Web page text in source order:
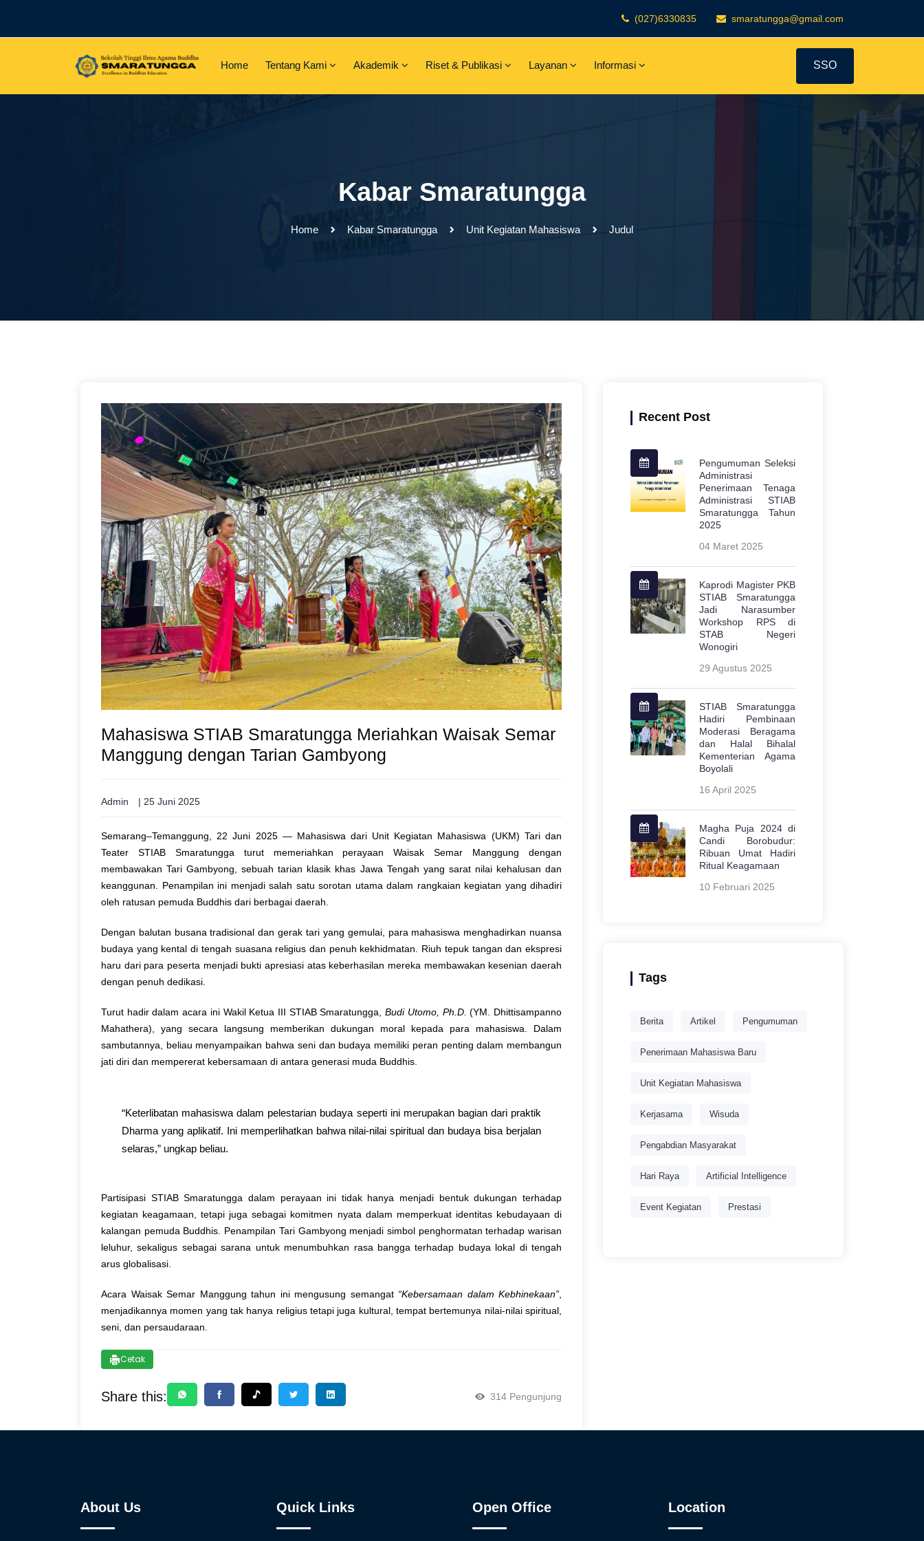
(027)6330835 smaratungga@gmail.com
Home Tentang Kami Akademik Riset & Publikasi Layanan Informasi SSO
Kabar Smaratungga
Home Kabar Smaratungga Unit Kegiatan Mahasiswa Judul
Mahasiswa STIAB Smaratungga Meriahkan Waisak Semar
Manggung dengan Tarian Gambyong
Admin | 25 Juni 2025
Semarang–Temanggung, 22 Juni 2025 — Mahasiswa dari Unit Kegiatan Mahasiswa (UKM) Tari dan
Teater STIAB Smaratungga turut memeriahkan perayaan Waisak Semar Manggung dengan
membawakan Tari Gambyong, sebuah tarian klasik khas Jawa Tengah yang sarat nilai kehalusan dan
keanggunan. Penampilan ini menjadi salah satu sorotan utama dalam rangkaian kegiatan yang dihadiri
oleh ratusan pemuda Buddhis dari berbagai daerah.
Dengan balutan busana tradisional dan gerak tari yang gemulai, para mahasiswa menghadirkan nuansa
budaya yang kental di tengah suasana religius dan penuh kekhidmatan. Riuh tepuk tangan dan ekspresi
haru dari para peserta menjadi bukti apresiasi atas keberhasilan mereka membawakan kesenian daerah
dengan penuh dedikasi.
Turut hadir dalam acara ini Wakil Ketua III STIAB Smaratungga,Budi Utomo, Ph.D. (YM. Dhittisampanno
Mahathera), yang secara langsung memberikan dukungan moral kepada para mahasiswa. Dalam
sambutannya, beliau menyampaikan bahwa seni dan budaya memiliki peran penting dalam membangun
jati diri dan mempererat kebersamaan di antara generasi muda Buddhis.
“Keterlibatan mahasiswa dalam pelestarian budaya seperti ini merupakan bagian dari praktik
Dharma yang aplikatif. Ini memperlihatkan bahwa nilai-nilai spiritual dan budaya bisa berjalan
selaras,” ungkap beliau.
Partisipasi STIAB Smaratungga dalam perayaan ini tidak hanya menjadi bentuk dukungan terhadap
kegiatan keagamaan, tetapi juga sebagai komitmen nyata dalam memperkuat identitas kebudayaan di
kalangan pemuda Buddhis. Penampilan Tari Gambyong menjadi simbol penghormatan terhadap warisan
leluhur, sekaligus sebagai sarana untuk menumbuhkan rasa bangga terhadap budaya lokal di tengah
arus globalisasi.
Acara Waisak Semar Manggung tahun ini mengusung semangat “Kebersamaan dalam Kebhinekaan”,
menjadikannya momen yang tak hanya religius tetapi juga kultural, tempat bertemunya nilai-nilai spiritual,
seni, dan persaudaraan.
Cetak
Share this: 314 Pengunjung
Recent Post
Pengumuman Seleksi
Administrasi
Penerimaan Tenaga
Administrasi STIAB
Smaratungga Tahun
2025
04 Maret 2025
Kaprodi Magister PKB
STIAB Smaratungga
Jadi Narasumber
Workshop RPS di
STAB Negeri
Wonogiri
29 Agustus 2025
STIAB Smaratungga
Hadiri Pembinaan
Moderasi Beragama
dan Halal Bihalal
Kementerian Agama
Boyolali
16 April 2025
Magha Puja 2024 di
Candi Borobudur:
Ribuan Umat Hadiri
Ritual Keagamaan
10 Februari 2025
Tags
Berita Artikel Pengumuman
Penerimaan Mahasiswa Baru
Unit Kegiatan Mahasiswa
Kerjasama Wisuda
Pengabdian Masyarakat
Hari Raya Artificial Intelligence
Event Kegiatan Prestasi
About Us Quick Links Open Office Location